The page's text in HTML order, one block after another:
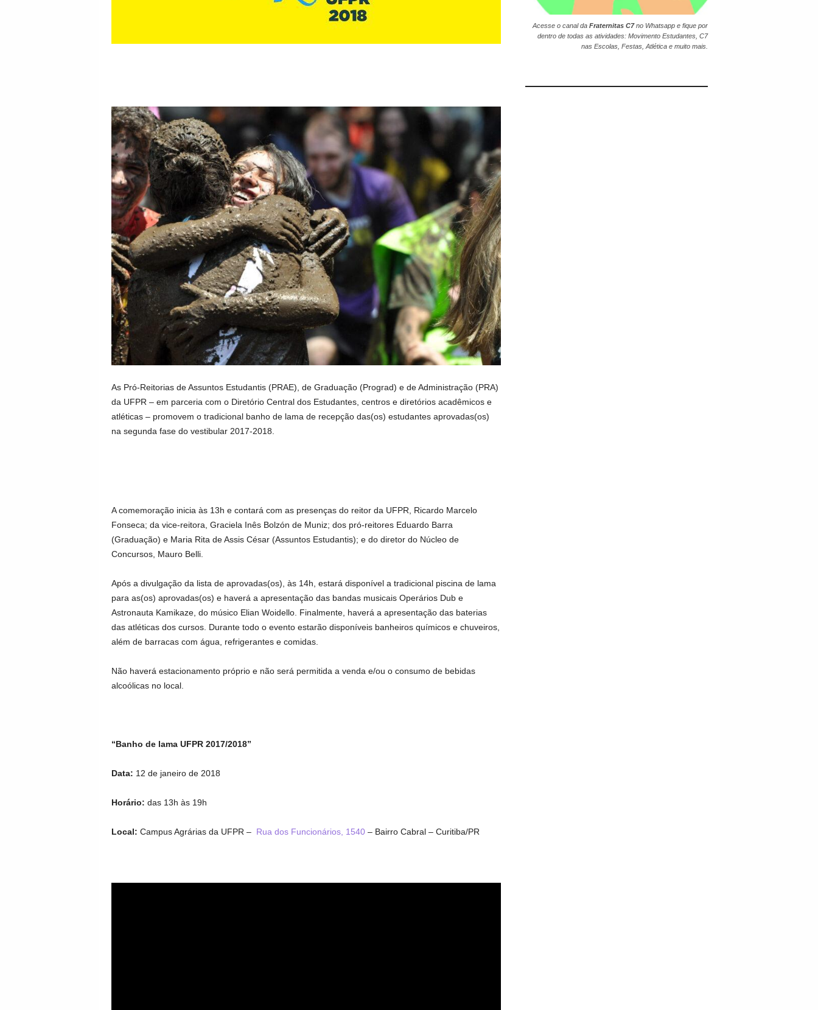
As Pró-Reitorias de Assuntos Estudantis (PRAE), de Graduação (Prograd) e de Administração (PRA)
da UFPR – em parceria com o Diretório Central dos Estudantes, centros e diretórios acadêmicos e
atléticas – promovem o tradicional banho de lama de recepção das(os) estudantes aprovadas(os)
na segunda fase do vestibular 2017-2018.
A comemoração inicia às 13h e contará com as presenças do reitor da UFPR, Ricardo Marcelo
Fonseca; da vice-reitora, Graciela Inês Bolzón de Muniz; dos pró-reitores Eduardo Barra
(Graduação) e Maria Rita de Assis César (Assuntos Estudantis); e do diretor do Núcleo de
Concursos, Mauro Belli.
Após a divulgação da lista de aprovadas(os), às 14h, estará disponível a tradicional piscina de lama
para as(os) aprovadas(os) e haverá a apresentação das bandas musicais Operários Dub e
Astronauta Kamikaze, do músico Elian Woidello. Finalmente, haverá a apresentação das baterias
das atléticas dos cursos. Durante todo o evento estarão disponíveis banheiros químicos e chuveiros,
além de barracas com água, refrigerantes e comidas.
Não haverá estacionamento próprio e não será permitida a venda e/ou o consumo de bebidas
alcoólicas no local.
“Banho de lama UFPR 2017/2018”
Data: 12 de janeiro de 2018
Horário: das 13h às 19h
Local: Campus Agrárias da UFPR – Rua dos Funcionários, 1540– Bairro Cabral – Curitiba/PR
Acesse o canal da Fraternitas C7no Whatsappe fique por
dentro de todas as atividades: Movimento Estudantes, C7
nas Escolas, Festas, Atlética e muito mais.